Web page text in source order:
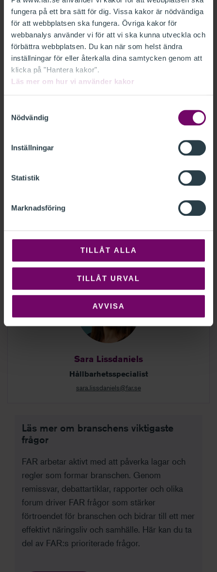
fungera på ett bra sätt för dig. Vissa kakor är nödvändiga
för att webbplatsen ska fungera. Övriga kakor för
webbanalys använder vi för att vi ska kunna utveckla och
förbättra webbplatsen. Du kan när som helst ändra
inställningar för eller återkalla dina samtycken genom att
klicka på "Hantera kakor".
Läs mer om hur vi använder kakor
Nödvändig
Inställningar
Statistik
Marknadsföring
TILLÅT ALLA
TILLÅT URVAL
AVVISA
säger Sara Lissdaniels.
FAR efterlyser även en enklare och tydligare struktur
samt att en kompletterande modul för större företag
övervägs.
Nästa steg
EU-kommissionen väntas nu anta de två delegerade
förordningarna efter att ha analyserat inkomna
Europaparlamentet och EU-rådet för granskning innan
FAR:s synpunkter på reviderade ESRS
FAR:s synpunkter på standard för frivillig
hållbarhetsrapportering
Sara Lissdaniels
Hållbarhetsspecialist
sara.lissdaniels@far.se
Läs mer om branschens viktigaste
frågor
FAR arbetar aktivt med att påverka lagar och
regler som formar branschen. Genom
remissvar, debattartiklar, rapporter och olika
forum driver FAR frågor som stärker
förtroendet för branschen och bidrar till ett mer
effektivt näringsliv och samhälle. Här kan du ta
del av FAR:s prioriterade frågor.